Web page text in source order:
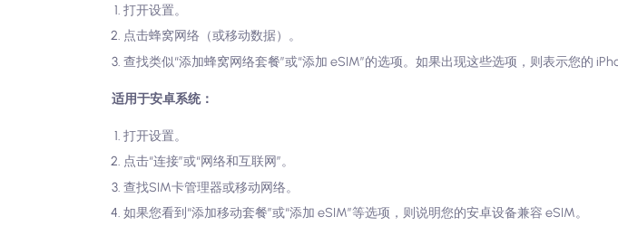
打开设置。
点击蜂窝网络（或移动数据）。
查找类似“添加蜂窝网络套餐”或“添加 eSIM”的选项。如果出现这些选项，则表示您的
适用于安卓系统：
打开设置。
点击“连接”或“网络和互联网”。
查找SIM卡管理器或移动网络。
如果您看到“添加移动套餐”或“添加 eSIM”等选项，则说明您的安卓设备兼容 eSIM。